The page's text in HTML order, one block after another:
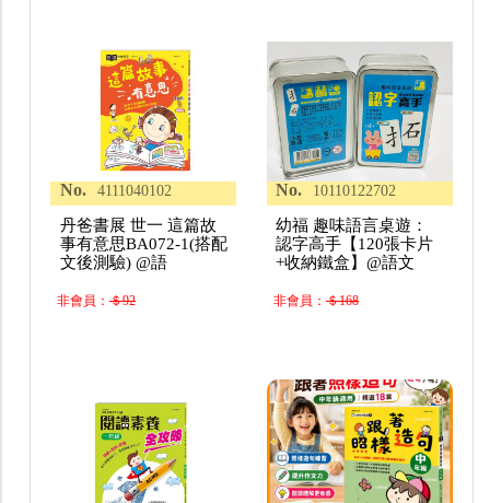
No. 4111040102
丹爸書展 世一 這篇故
事有意思BA072-1(搭配
文後測驗) @語
非會員：＄92
No. 10110122702
幼福 趣味語言桌遊：
認字高手【120張卡片
+收納鐵盒】@語文
非會員：＄168